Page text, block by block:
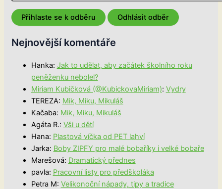
Nejnovější komentáře
Hanka: Jak to udělat, aby začátek školního roku
peněženku nebolel?
Miriam Kubičková (@KubickovaMiriam): Vydry
TEREZA: Mik, Miku, Mikuláš
Kačaba: Mik, Miku, Mikuláš
Agáta R.: Vši u dětí
Hana: Plastová víčka od PET lahví
Jarka: Boby ZIPFY pro malé bobaříky i velké bobaře
Marešová: Dramatický přednes
pavla: Pracovní listy pro předškoláka
Petra M: Velikonoční nápady, tipy a tradice